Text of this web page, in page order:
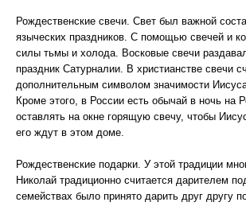
Рождественские свечи. Свет был важной
языческих праздников. С помощью свечей и
силы тьмы и холода. Восковые свечи
праздник Сатурналии. В христианстве свечи
дополнительным символом значимости
Кроме этого, в России есть обычай в ночь на
оставлять на окне горящую свечу, чтобы
его ждут в этом доме.
Рождественские подарки. У этой традиции
Николай традиционно считается дарителем
семействах было принято дарить друг другу